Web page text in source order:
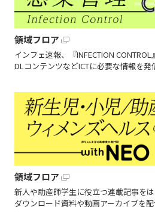
領域フロア
インフェ速報、『INFECTION
DLコンテンツなどICTに必要な情報を発
領域フロア
新人や助産師学生に役立つ連載記事を
ダウンロード資料や動画アーカイブを